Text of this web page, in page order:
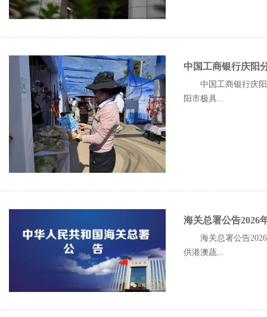
中国工商银行庆阳
中国工商银行庆
阳市极具...
海关总署公告2026
海关总署公告
供港澳蔬...